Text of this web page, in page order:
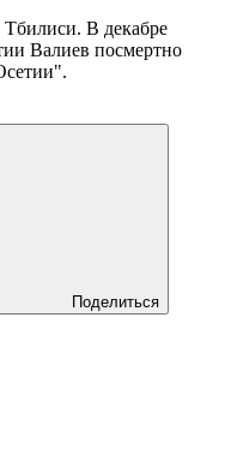
Тбилиси. В декабре
Валиев посмертно
Поделиться